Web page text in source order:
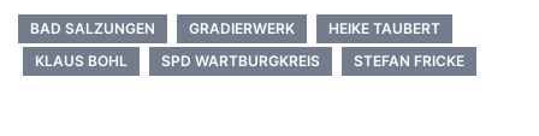
BAD SALZUNGEN GRADIERWERK
HEIKE TAUBERT
KLAUS BOHL
SPD WARTBURGKREIS STEFAN FRICKE